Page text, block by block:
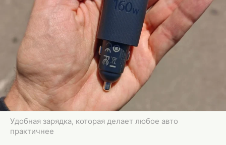
Удобная зарядка, которая делает любое авто
практичнее